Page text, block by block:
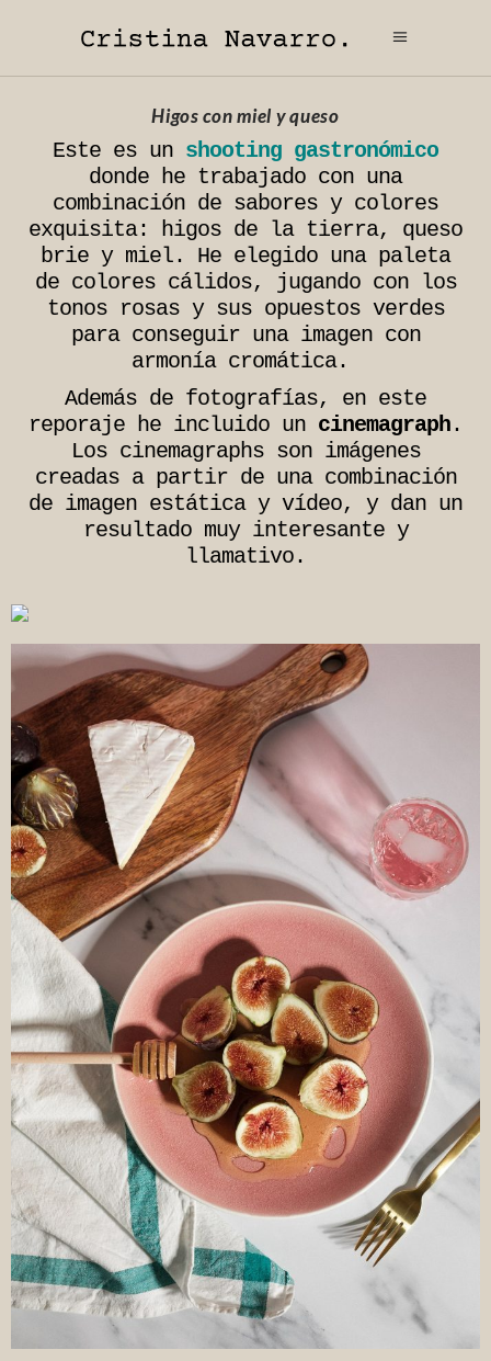
Higos con miel y queso
Este es un shooting gastronómico
donde he trabajado con una
combinación de sabores y colores
exquisita: higos de la tierra, queso
brie y miel. He elegido una paleta
de colores cálidos, jugando con los
tonos rosas y sus opuestos verdes
para conseguir una imagen con
armonía cromática.
Además de fotografías, en este
reporaje he incluido un cinemagraph.
Los cinemagraphs son imágenes
creadas a partir de una combinación
de imagen estática y vídeo, y dan un
resultado muy interesante y
llamativo.